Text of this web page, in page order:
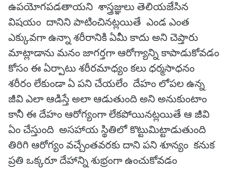
ఉపయోగపడతాయని శాస్త్రజ్ఞులు తెలియజేసిన
విషయం దానిని పాటించినట్లయితే ఎండ ఎంత
ఎక్కువగా ఉన్నా శరీరానికి ఏమీ కాదు అని చెప్తారు
మాట్లాడాను మనం జాగర్తగా ఆరోగ్యాన్ని కాపాడుకోవడం
కోసం ఈ ఏర్పాటు శరీరమాధ్యం కలు ధర్మసాధనం
శరీరం లేకుండా ఏ పని చేయలేం దేహం లోపల ఉన్న
జీవి ఎలా ఆడిస్తే అలా ఆడుతుంది అని అనుకుంటాం
కానీ ఈ దేహం ఆరోగ్యంగా లేకపోయినట్లయితే ఆ జీవి
ఏం చేస్తుంది అసహాయ స్థితిలో కొట్టుమిట్టాడుతుంది
తిరిగి ఆరోగ్యం వచ్చేంతవరకు దాని పని శూన్యం కనుక
ప్రతి ఒక్కరూ దేహాన్ని శుభ్రంగా ఉంచుకోవడం